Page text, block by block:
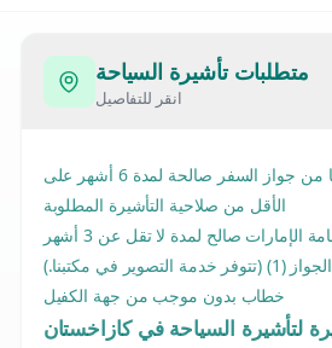
متطلبات تأشيرة السياحة
انقر للتفاصيل
نسخة ممسوحة ضوئيا من جواز السفر صالحة لمدة 6 أشهر على
الأقل من صلاحية التأشيرة المطلوبة
الإمارات صالح لمدة لا تقل عن 3 أشهر
في مكتبنا.)
خطاب بدون موجب من جهة الكفيل